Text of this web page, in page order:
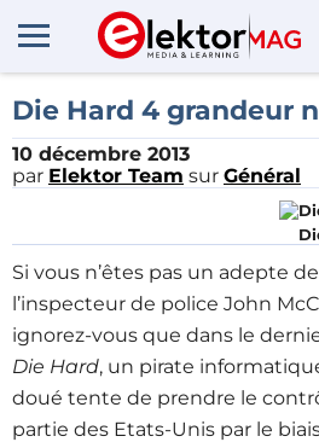
Die Hard 4 grandeur
10 décembre 2013
par Elektor Team sur Général
Si vous n’êtes pas un adepte
l’inspecteur de police John
ignorez-vous que dans le
Die Hard, un pirate
doué tente de prendre le
partie des Etats-Unis par le